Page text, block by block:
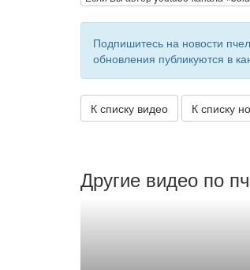
Подпишитесь на новости
обновления публикуются в
К списку видео К списку
Другие видео по